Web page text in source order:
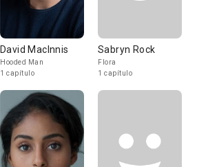
David MacInnis
Hooded Man
1 capítulo
Sabryn Rock
Flora
1 capítulo